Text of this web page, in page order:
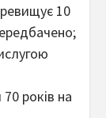
10
років на